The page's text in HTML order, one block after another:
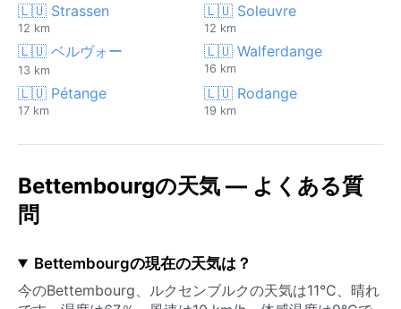
🇱🇺 Strassen
12 km
🇱🇺 Soleuvre
12 km
🇱🇺 ベルヴォー
13 km
🇱🇺 Walferdange
16 km
🇱🇺 Pétange
17 km
🇱🇺 Rodange
19 km
Bettembourgの天気 — よくある質
問
Bettembourgの現在の天気は？
今のBettembourg、ルクセンブルクの天気は11°C、晴れ